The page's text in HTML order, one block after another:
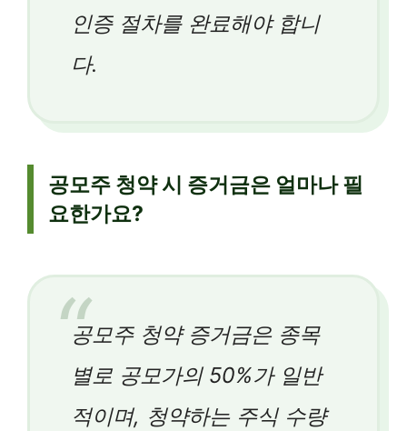
인증 절차를 완료해야 합니
다.
공모주 청약 시 증거금은 얼마나 필
요한가요?
공모주 청약 증거금은 종목
별로 공모가의 50%가 일반
적이며, 청약하는 주식 수량